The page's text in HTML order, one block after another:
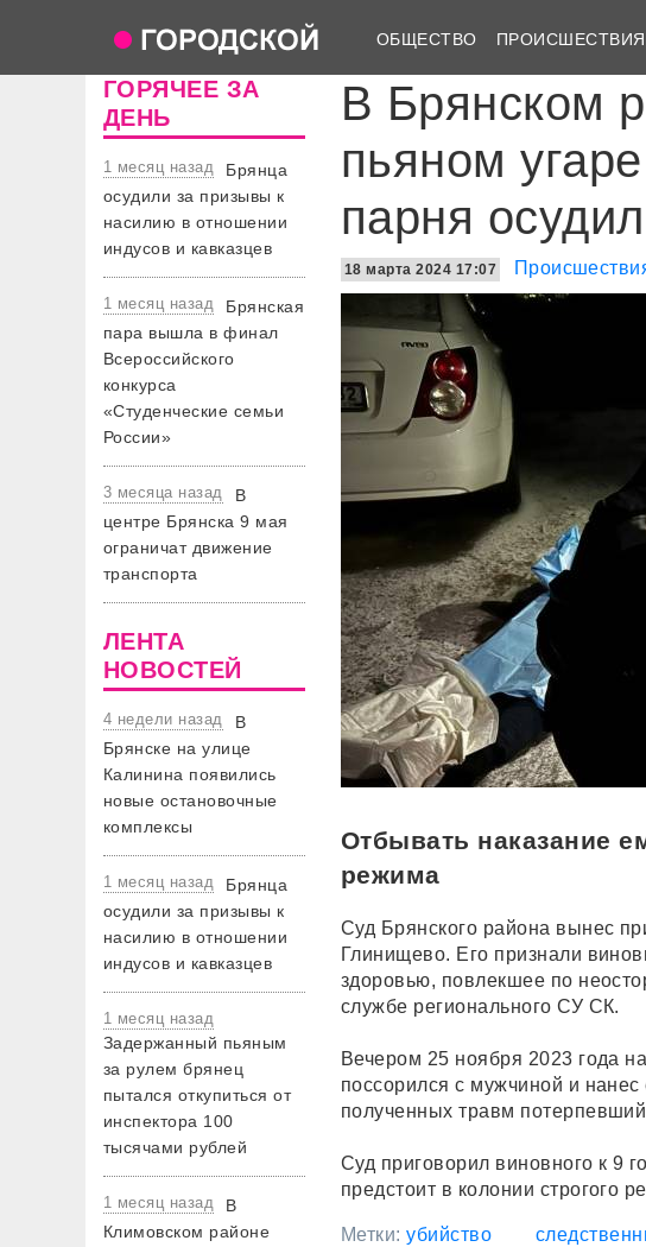
ОБЩЕСТВО ПРОИСШЕСТВИЯ
ГОРЯЧЕЕ ЗА
ДЕНЬ
1 месяц назад
Брянца
осудили за призывы к
насилию в отношении
индусов и кавказцев
1 месяц назад
Брянская
пара вышла в финал
Всероссийского
конкурса
«Студенческие семьи
России»
3 месяца назад
В
центре Брянска 9 мая
ограничат движение
транспорта
ЛЕНТА
НОВОСТЕЙ
4 недели назад
В
Брянске на улице
Калинина появились
новые остановочные
комплексы
1 месяц назад
Брянца
осудили за призывы к
насилию в отношении
индусов и кавказцев
1 месяц назад
Задержанный пьяным
за рулем брянец
пытался откупиться от
инспектора 100
тысячами рублей
1 месяц назад
В
Климовском районе
В Брянском
пьяном
парня
18 марта 2024 17:07
Отбывать наказание
режима
Суд Брянского района вынес
Глинищево. Его признали
здоровью, повлекшее по
службе регионального СУ СК.
Вечером 25 ноября 2023 года
поссорился с мужчиной и
полученных травм потерпевший
Суд приговорил виновного к 9
предстоит в колонии строгого
Метки:убийство